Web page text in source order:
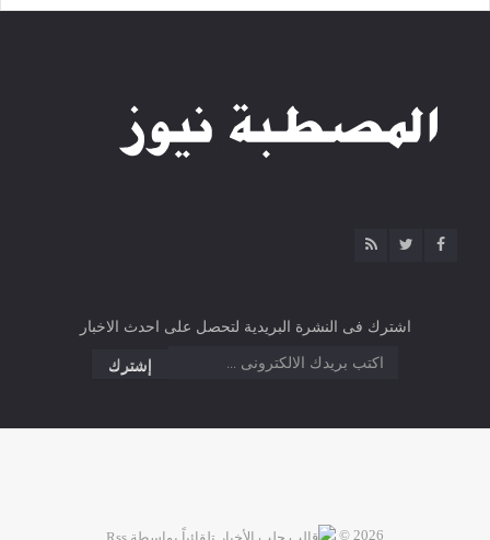
اشترك فى النشرة البريدية لتحصل على احدث الاخبار
2026 ©